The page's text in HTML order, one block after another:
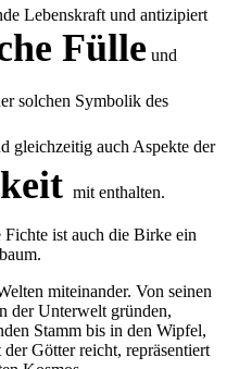
Lebenskraft und antizipiert
Fülle und
solchen Symbolik des
gleichzeitig auch Aspekte der
mit enthalten.
ist auch die Birke ein
miteinander. Von seinen
der Unterwelt gründen,
Stamm bis in den Wipfel,
Götter reicht, repräsentiert